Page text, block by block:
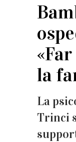
la
La
Trinci